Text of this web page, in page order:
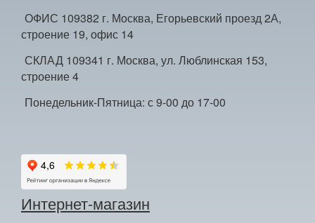
ОФИС 109382 г. Москва, Егорьевский проезд 2А,
строение 19, офис 14
СКЛАД 109341 г. Москва, ул. Люблинская 153,
строение 4
Понедельник-Пятница: с 9-00 до 17-00
Интернет-магазин